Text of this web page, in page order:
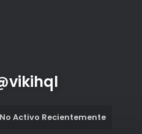
vikihql
No Activo Recientemente